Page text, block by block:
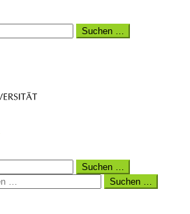
Suchen …
Suchen …
Suchen …